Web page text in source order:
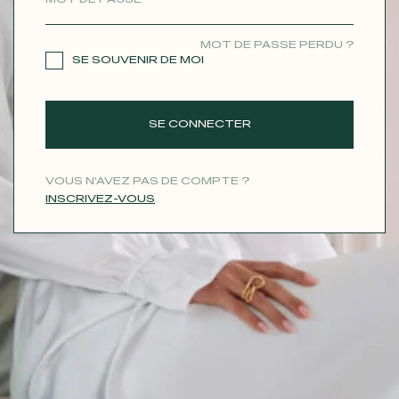
MOT DE PASSE PERDU ?
SE SOUVENIR DE MOI
SE CONNECTER
VOUS N'AVEZ PAS DE COMPTE ?
INSCRIVEZ-VOUS